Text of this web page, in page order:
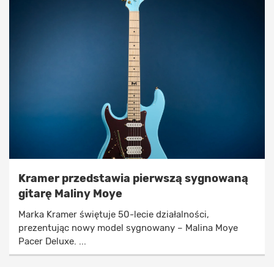
Kramer przedstawia pierwszą sygnowaną
gitarę Maliny Moye
Marka Kramer świętuje 50-lecie działalności,
prezentując nowy model sygnowany – Malina Moye
Pacer Deluxe. ...